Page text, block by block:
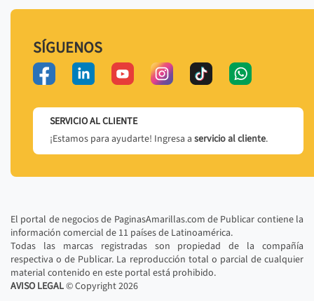
SÍGUENOS
SERVICIO AL CLIENTE
¡Estamos para ayudarte! Ingresa a servicio al cliente.
El portal de negocios de PaginasAmarillas.com de Publicar contiene la
información comercial de 11 países de Latinoamérica.
Todas las marcas registradas son propiedad de la compañía
respectiva o de Publicar. La reproducción total o parcial de cualquier
material contenido en este portal está prohibido.
AVISO LEGAL© Copyright2026